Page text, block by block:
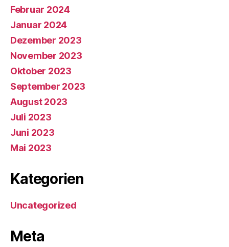
Februar 2024
Januar 2024
Dezember 2023
November 2023
Oktober 2023
September 2023
August 2023
Juli 2023
Juni 2023
Mai 2023
Kategorien
Uncategorized
Meta